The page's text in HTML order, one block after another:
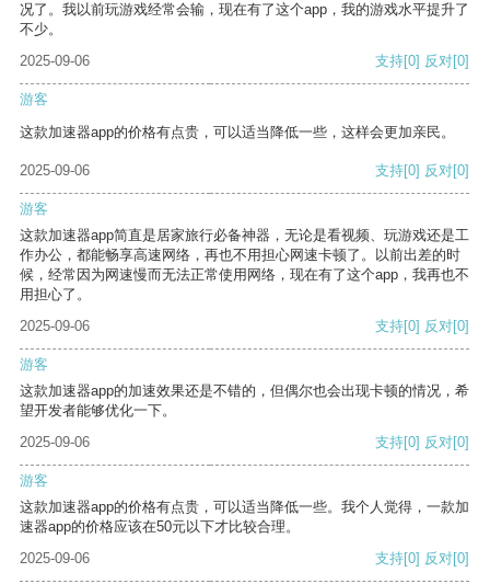
况了。我以前玩游戏经常会输，现在有了这个app，我的游戏水平提升了
不少。
2025-09-06
支持[0] 反对[0]
游客
这款加速器app的价格有点贵，可以适当降低一些，这样会更加亲民。
2025-09-06 支持[0] 反对[0]
游客
这款加速器app简直是居家旅行必备神器，无论是看视频、玩游戏还是工
作办公，都能畅享高速网络，再也不用担心网速卡顿了。以前出差的时
候，经常因为网速慢而无法正常使用网络，现在有了这个app，我再也不
用担心了。
2025-09-06
支持[0] 反对[0]
游客
这款加速器app的加速效果还是不错的，但偶尔也会出现卡顿的情况，希
望开发者能够优化一下。
2025-09-06
支持[0] 反对[0]
游客
这款加速器app的价格有点贵，可以适当降低一些。我个人觉得，一款加
速器app的价格应该在50元以下才比较合理。
2025-09-06
支持[0] 反对[0]